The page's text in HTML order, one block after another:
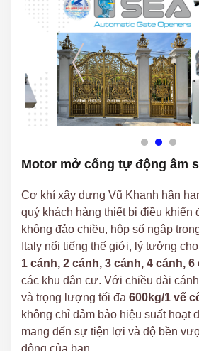
Motor mở cổng tự động âm
Cơ khí xây dựng Vũ Khanh hân
quý khách hàng thiết bị điều khiển
không đảo chiều, hộp số ngập
Italy nổi tiếng thế giới, lý tưởng
1 cánh, 2 cánh, 3 cánh, 4 cánh, 6
các khu dân cư. Với chiều dài
và trọng lượng tối đa 600kg/1 vế
không chỉ đảm bảo hiệu suất hoạt
mang đến sự tiện lợi và độ bền
động của bạn.